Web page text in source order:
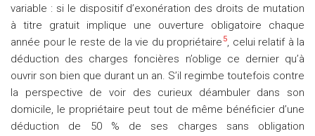
variable : si le dispositif d’exonération des droits de mutation
à titre gratuit implique une ouverture obligatoire chaque
année pour le reste de la vie du propriétaire 5, celui relatif à la
déduction des charges foncières n’oblige ce dernier qu’à
ouvrir son bien que durant un an. S’il regimbe toutefois contre
la perspective de voir des curieux déambuler dans son
domicile, le propriétaire peut tout de même bénéficier d’une
déduction de 50 % de ses charges sans obligation